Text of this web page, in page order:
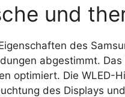
und
des
abgestimmt.
optimiert. Die WLED-
des Displays